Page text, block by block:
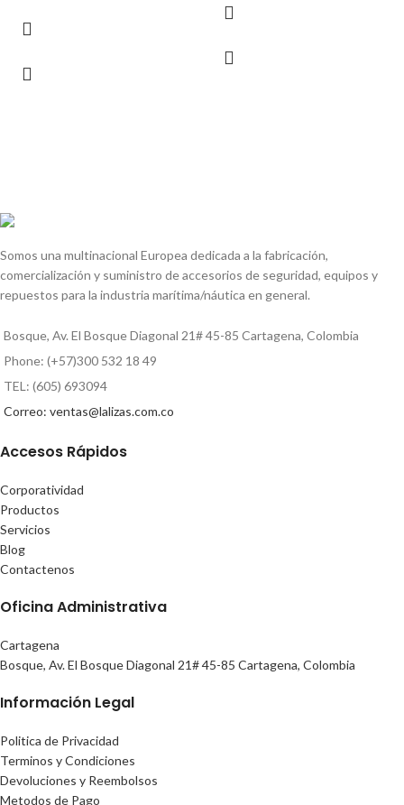
Somos una multinacional Europea dedicada a la fabricación,
comercialización y suministro de accesorios de seguridad, equipos y
repuestos para la industria marítima/náutica en general.
Bosque, Av. El Bosque Diagonal 21# 45-85 Cartagena, Colombia
Phone: (+57)300 532 18 49
TEL: (605) 693094
Correo: ventas@lalizas.com.co
Accesos Rápidos
Corporatividad
Productos
Servicios
Blog
Contactenos
Oficina Administrativa
Cartagena
Bosque, Av. El Bosque Diagonal 21# 45-85 Cartagena, Colombia
Información Legal
Politica de Privacidad
Terminos y Condiciones
Devoluciones y Reembolsos
Metodos de Pago